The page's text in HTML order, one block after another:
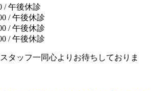
/ 午後休診
/ 午後休診
/ 午後休診
/ 午後休診
タッフ一同心よりお待ちしておりま